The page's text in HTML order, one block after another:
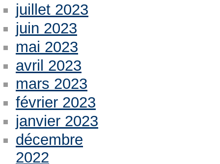
juillet 2023
juin 2023
mai 2023
avril 2023
mars 2023
février 2023
janvier 2023
décembre
2022